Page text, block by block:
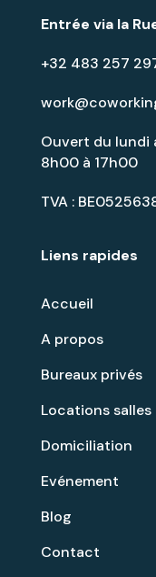
Liens rapides
Accueil
A propos
Bureaux privés
Locations salles
Domiciliation
Evénement
Blog
Contact
Entrée via la
+32 483 257
Ouvert du lundi
8h00 à 17h00
TVA :